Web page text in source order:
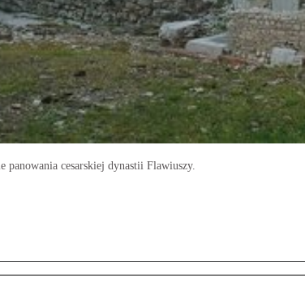
panowania cesarskiej dynastii Flawiuszy.